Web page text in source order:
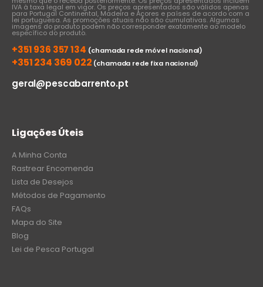
IVA à taxa legal em vigor. Os preços apresentados são válidos apenas
para Portugal Continental, Madeira e Açores e países de acordo com a
lei portuguesa. As promoções atuais não são cumulativas. Algumas
imagens do produto podem não corresponder exatamente ao modelo
específico do produto.
+351 936 357 134 (chamada rede móvel nacional)
+351 234 369 022 (chamada rede fixa nacional)
geral@pescabarrento.pt
Ligações Úteis
A Minha Conta
Rastrear Encomenda
Lista de Desejos
Métodos de Pagamento
FAQs
Mapa do Site
Blog
Lei de Pesca Portugal